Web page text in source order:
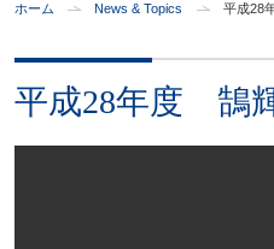
ホーム News & Topics 平成28
平成28年度 鵠